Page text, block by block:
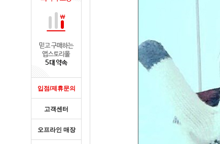
입점/제휴문의
고객센터
오프라인 매장